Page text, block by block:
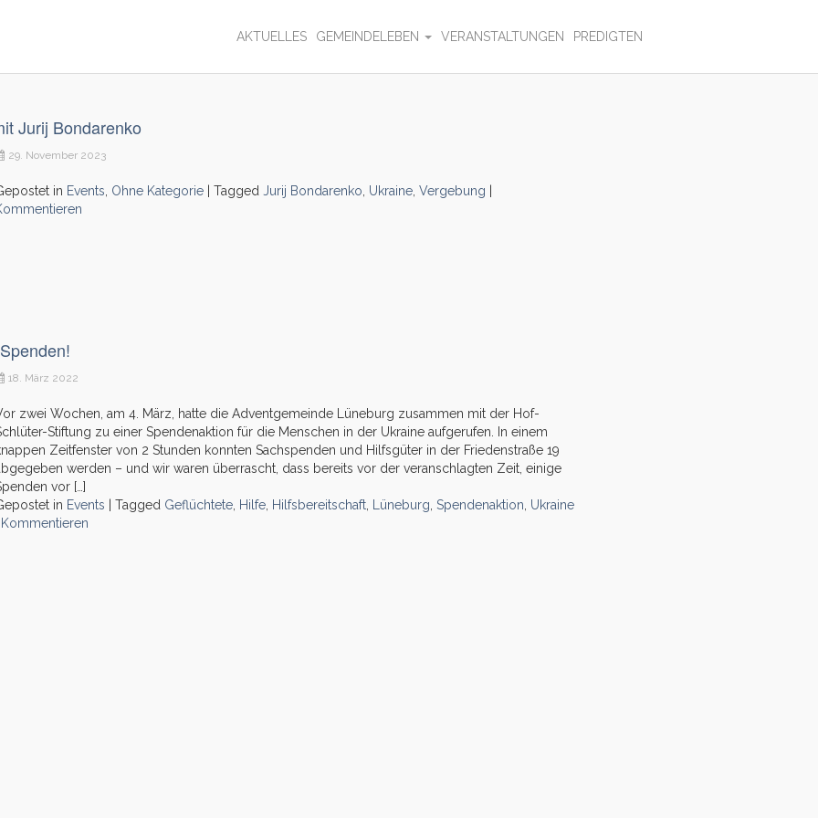
AKTUELLES GEMEINDELEBEN VERANSTALTUNGEN PREDIGTEN
Jurij Bondarenko
29. November 2023
in Events Ohne Kategorie Tagged Jurij Bondarenko Ukraine Vergebung
18. März 2022
zwei Wochen, am 4. März, hatte die Adventgemeinde Lüneburg zusammen mit der Hof-
Stiftung zu einer Spendenaktion für die Menschen in der Ukraine aufgerufen. In einem
Zeitfenster von 2 Stunden konnten Sachspenden und Hilfsgüter in der Friedenstraße 19
werden – und wir waren überrascht, dass bereits vor der veranschlagten Zeit, einige
vor […]
in Events Tagged Geflüchtete Hilfe Hilfsbereitschaft Lüneburg Spendenaktion Ukraine
Kommentieren